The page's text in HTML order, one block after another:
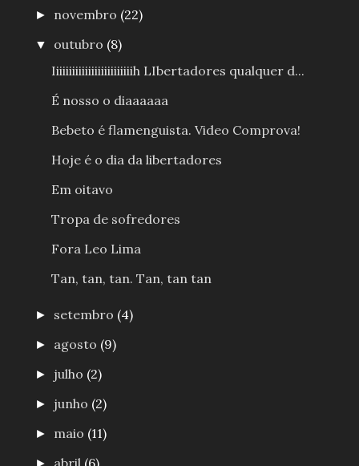
► novembro (22)
▼ outubro (8)
Iiiiiiiiiiiiiiiiiiiiiiiiih LIbertadores qualquer d...
É nosso o diaaaaaa
Bebeto é flamenguista. Video Comprova!
Hoje é o dia da libertadores
Em oitavo
Tropa de sofredores
Fora Leo Lima
Tan, tan, tan. Tan, tan tan
► setembro (4)
► agosto (9)
► julho (2)
► junho (2)
► maio (11)